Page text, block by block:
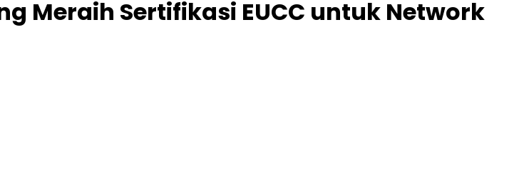
Meraih Sertifikasi EUCC untuk Network